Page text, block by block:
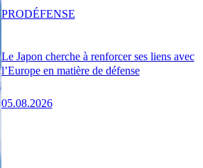
Le Japon cherche à renforcer ses liens avec
l’Europe en matière de défense
05.08.2026
PRODÉFENSE